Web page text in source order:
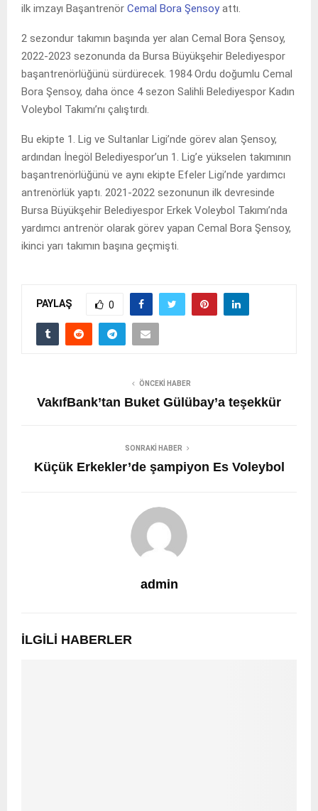
ilk imzayı Başantrenör Cemal Bora Şensoyattı.
2 sezondur takımın başında yer alan Cemal Bora Şensoy,
2022-2023 sezonunda da Bursa Büyükşehir Belediyespor
başantrenörlüğünü sürdürecek. 1984 Ordu doğumlu Cemal
Bora Şensoy, daha önce 4 sezon Salihli Belediyespor Kadın
Voleybol Takımı’nı çalıştırdı.
Bu ekipte 1. Lig ve Sultanlar Ligi’nde görev alan Şensoy,
ardından İnegöl Belediyespor’un 1. Lig’e yükselen takımının
başantrenörlüğünü ve aynı ekipte Efeler Ligi’nde yardımcı
antrenörlük yaptı. 2021-2022 sezonunun ilk devresinde
Bursa Büyükşehir Belediyespor Erkek Voleybol Takımı’nda
yardımcı antrenör olarak görev yapan Cemal Bora Şensoy,
ikinci yarı takımın başına geçmişti.
PAYLAŞ 0
ÖNCEKI HABER
VakıfBank’tan Buket Gülübay’a teşekkür
SONRAKI HABER
Küçük Erkekler’de şampiyon Es Voleybol
admin
İLGILI HABERLER